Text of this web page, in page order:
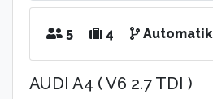
5 4 Automatik
AUDI A4 ( V6 2.7 TDI )